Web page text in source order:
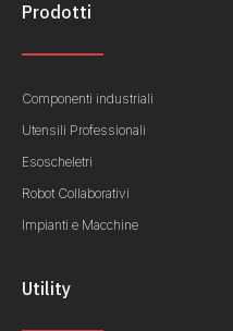
Prodotti
Componenti industriali
Utensili Professionali
Esoscheletri
Robot Collaborativi
Impianti e Macchine
Utility